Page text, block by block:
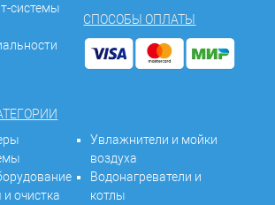
системы
СПОСОБЫ ОПЛАТЫ
очистка
Увлажнители и мойки
воздуха
Водонагреватели и
котлы